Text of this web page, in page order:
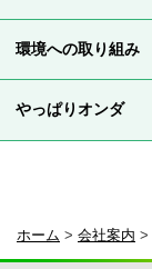
環境への取り組み
やっぱりオンダ
ホーム > 会社案内 >